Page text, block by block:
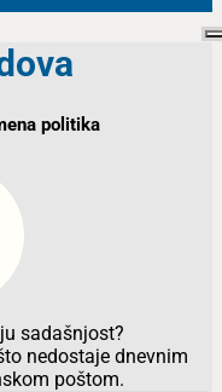
politika
sadašnjost?
nedostaje dnevnim
poštom.